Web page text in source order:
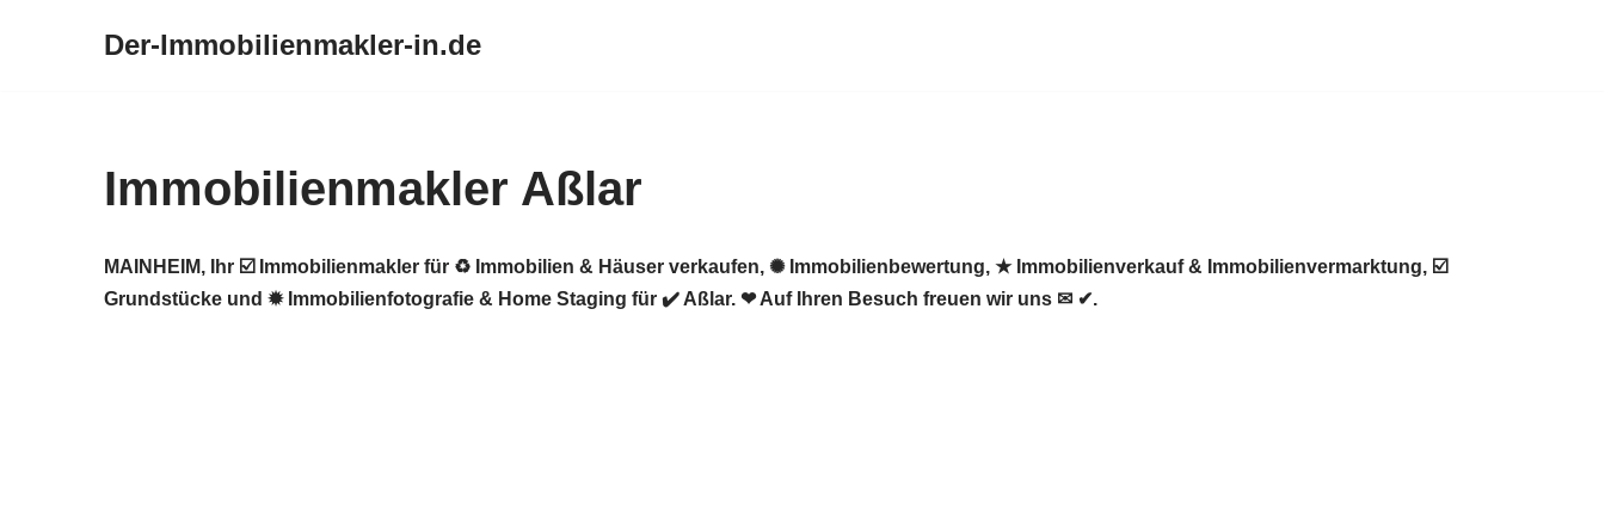
Der-Immobilienmakler-in.de
Immobilienmakler Aßlar
MAINHEIM, Ihr ☑️ Immobilienmakler für ♻ Immobilien & Häuser verkaufen, ✺ Immobilienbewertung, ★ Immobilienverkauf & Immobilienvermarktung, ☑️
Grundstücke und ✹ Immobilienfotografie & Home Staging für ✔️ Aßlar. ❤ Auf Ihren Besuch freuen wir uns ✉ ✔.